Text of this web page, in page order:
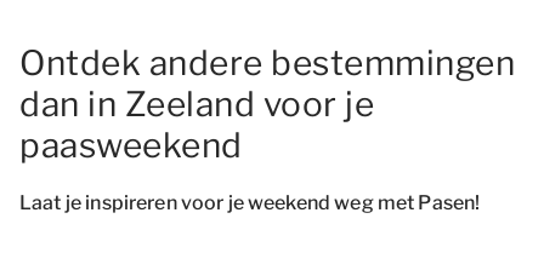
Ontdek andere bestemmingen
dan in Zeeland voor je
paasweekend
Laat je inspireren voor je weekend weg met Pasen!